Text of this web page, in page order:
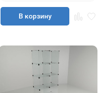
В корзину